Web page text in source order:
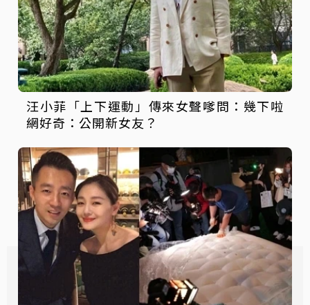
汪小菲「上下運動」傳來女聲嗲問：幾下啦
網好奇：公開新女友？